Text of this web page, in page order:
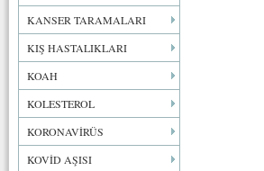
KANSER TARAMALARI
KIŞ HASTALIKLARI
KOAH
KOLESTEROL
KORONAVİRÜS
KOVİD AŞISI